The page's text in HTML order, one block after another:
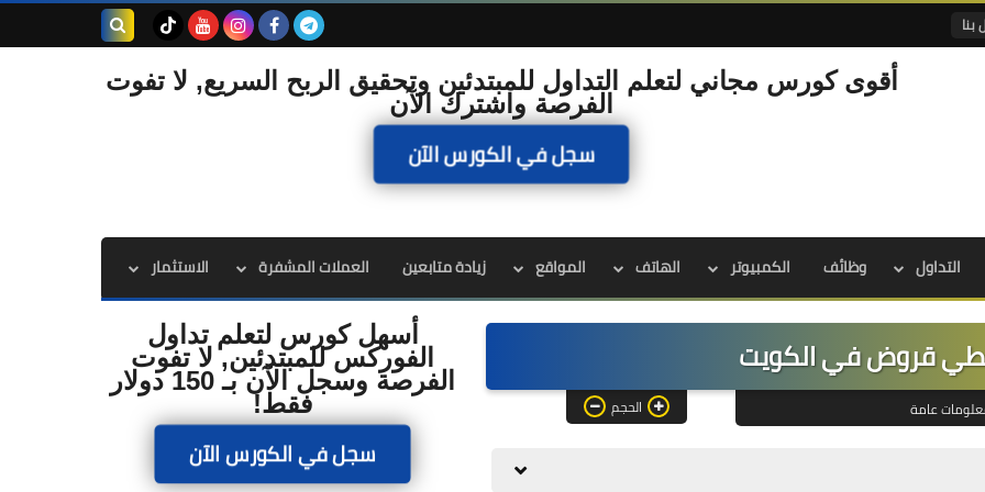
بنا
أقوى كورس مجاني لتعلم التداول للمبتدئين وتحقيق الربح السريع, لا تفوت
الفرصة واشترك الآن
سجل في الكورس الآن
التداول وظائف الكمبيوتر الهاتف المواقع زيادة متابعين العملات المشفرة الاستثمار
قروض في الكويت
عامة الحجم
أسهل كورس لتعلم تداول
الفوركس للمبتدئين, لا تفوت
الفرصة وسجل الآن بـ 150 دولار
فقط!
سجل في الكورس الآن